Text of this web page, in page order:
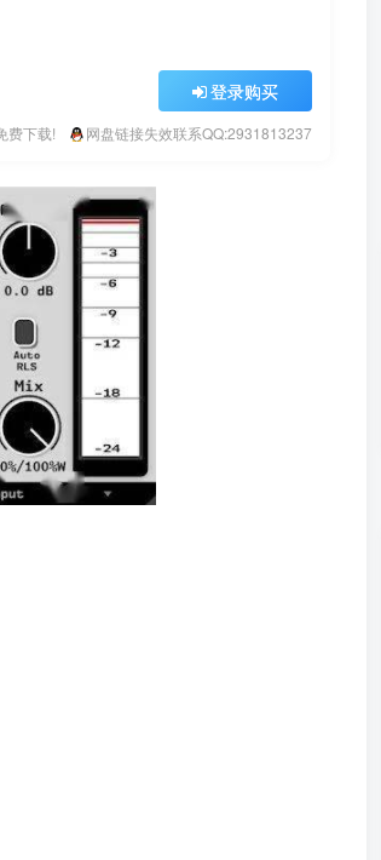
登录购买
费下载! 网盘链接失效联系QQ:2931813237